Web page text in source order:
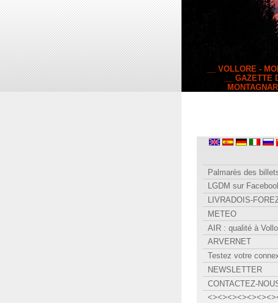
__ VOLLORE -
__ GAZETTE
Palmarès des
LGDM sur
LIVRADOIS-
METEO
AIR : qualité à
ARVERNET
Testez votre
NEWSLETTER
CONTACTEZ-